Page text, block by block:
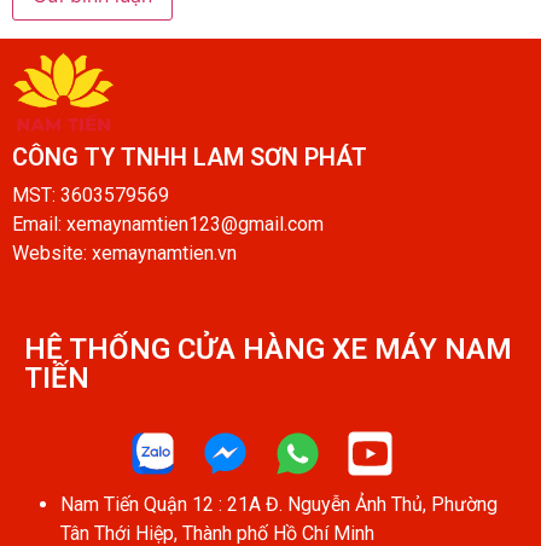
CÔNG TY TNHH LAM SƠN PHÁT​
MST: 3603579569
Email: xemaynamtien123@gmail.com
Website: xemaynamtien.vn
HỆ THỐNG CỬA HÀNG XE MÁY NAM
TIẾN​
Nam Tiến Quận 12 : 21A Đ. Nguyễn Ảnh Thủ, Phường
Tân Thới Hiệp, Thành phố Hồ Chí Minh